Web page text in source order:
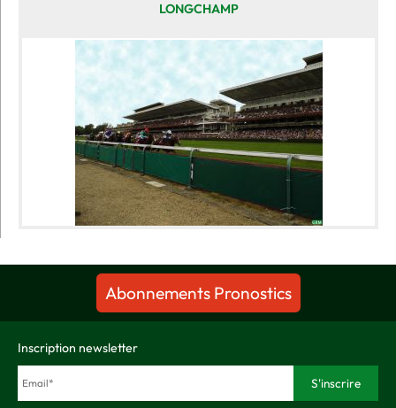
LONGCHAMP
Abonnements Pronostics
Inscription newsletter